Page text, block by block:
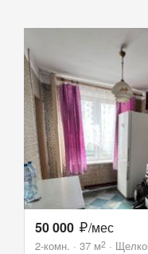
50 000 /мес
2-комн. 37 м2